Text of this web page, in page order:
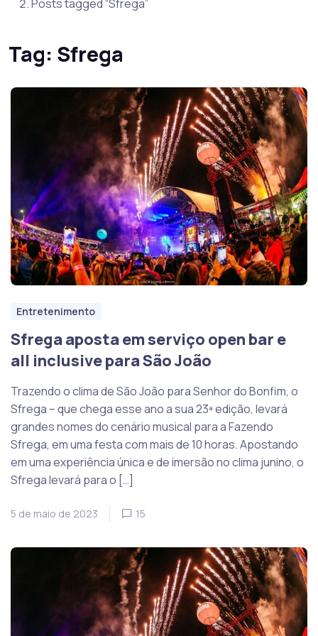
Posts tagged “Sfrega”
Tag: Sfrega
Entretenimento
Sfrega aposta em serviço open bar e
all inclusive para São João
Trazendo o clima de São João para Senhor do Bonfim, o
Sfrega – que chega esse ano a sua 23ª edição, levará
grandes nomes do cenário musical para a Fazendo
Sfrega, em uma festa com mais de 10 horas. Apostando
em uma experiência única e de imersão no clima junino, o
Sfrega levará para o […]
5 de maio de 2023 15